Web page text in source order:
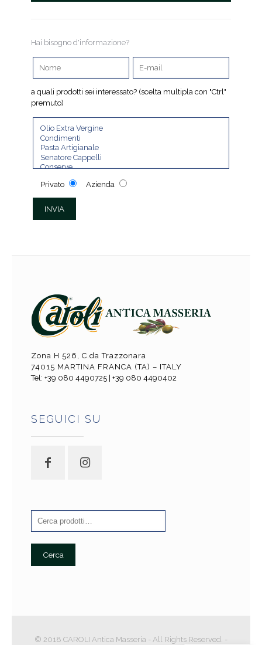
Hai bisogno d'informazione?
a quali prodotti sei interessato? (scelta multipla con "Ctrl"
premuto)
Privato Azienda
Zona H 526, C.da Trazzonara
74015 MARTINA FRANCA (TA) – ITALY
Tel: +39 080 4490725 | +39 080 4490402
SEGUICI SU
Cerca
© 2018 CAROLI Antica Masseria - All Rights Reserved. -